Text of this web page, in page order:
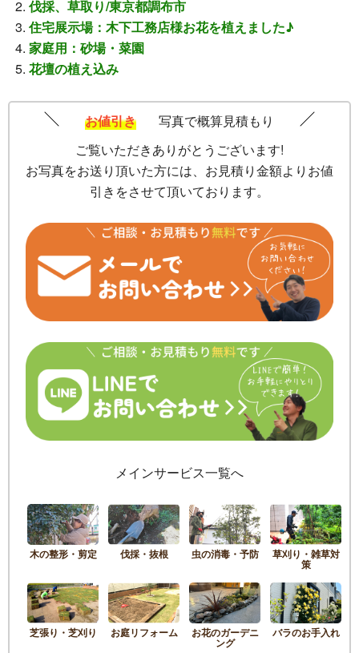
伐採、草取り/東京都調布市
住宅展示場：木下工務店様お花を植えました♪
家庭用：砂場・菜園
花壇の植え込み
お値引き
写真で概算見積もり
ご覧いただきありがとうございます!
お写真をお送り頂いた方には、お見積り金額よりお値
引きをさせて頂いております。
メインサービス一覧へ
木の整形・剪定 伐採・抜根 虫の消毒・予防 草刈り・雑草対
策
芝張り・芝刈り お庭リフォーム お花のガーデニ
ング
バラのお手入れ